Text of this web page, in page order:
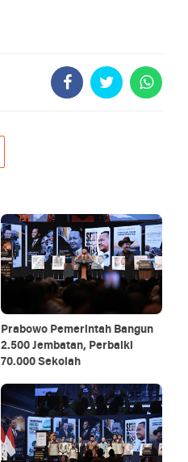
Prabowo Pemerintah Bangun
2.500 Jembatan, Perbaiki
70.000 Sekolah